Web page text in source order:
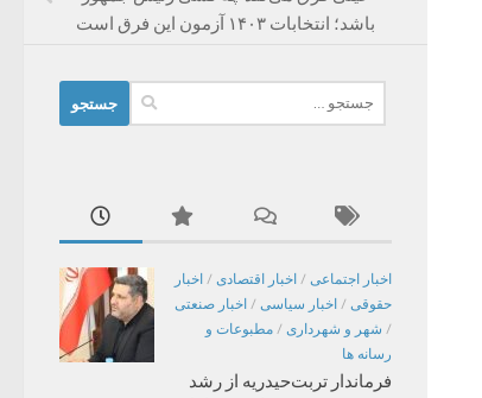
باشد؛ انتخابات ۱۴۰۳ آزمون این فرق است
برای:
اخبار اجتماعی / اخبار اقتصادی / اخبار
حقوقی / اخبار سیاسی / اخبار صنعتی
/ شهر و شهرداری / مطبوعات و
رسانه ها
فرماندار تربت‌حیدریه از رشد